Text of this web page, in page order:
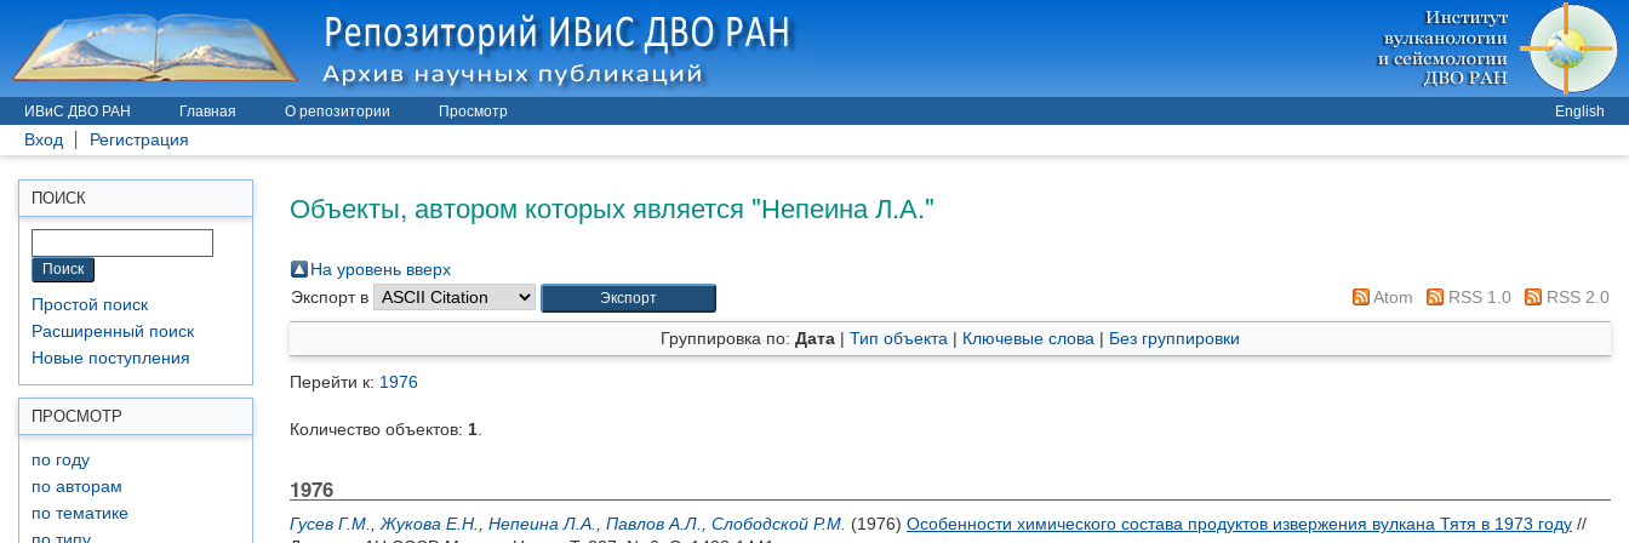
ИВиС ДВО РАН Главная О репозитории Просмотр English
Вход Регистрация
ПОИСК
Простой поиск
Расширенный поиск
Новые поступления
ПРОСМОТР
по году
по авторам
по тематике
Объекты, автором которых является "Непеина Л.А."
На уровень вверх
Экспорт в
Atom RSS 1.0 RSS 2.0
Группировка по: Дата | Тип объекта | Ключевые слова | Без группировки
Перейти к: 1976
Количество объектов: 1
1976
Гусев Г.М. Жукова Е.Н. Непеина Л.А. Павлов А.Л. Слободской Р.М. (1976) Особенности химического состава продуктов извержения вулкана Тятя в 1973 году //